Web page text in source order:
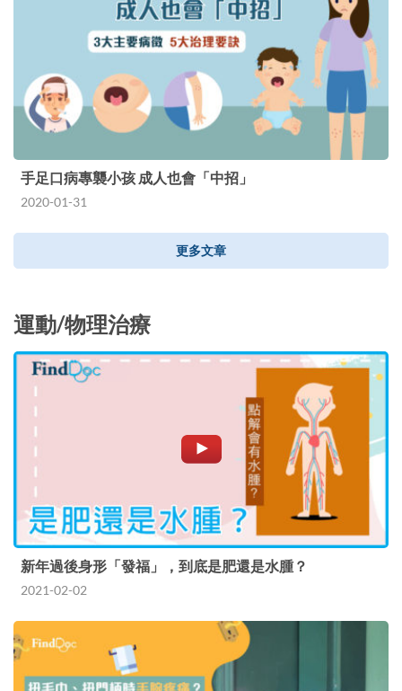
手足口病專襲小孩 成人也會「中招」
2020-01-31
更多文章
運動/物理治療
新年過後身形「發福」，到底是肥還是水腫？
2021-02-02